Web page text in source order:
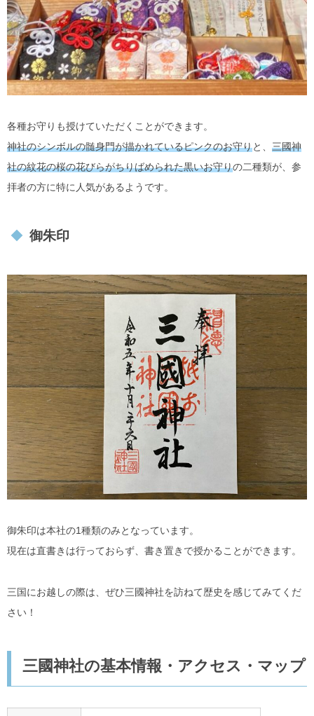
各種お守りも授けていただくことができます。
神社のシンボルの髄身門が描かれているピンクのお守りと、 三國神
社の紋花の桜の花びらがちりばめられた黒いお守りの二種類が、参
拝者の方に特に人気があるようです。
御朱印
御朱印は本社の1種類のみとなっています。
現在は直書きは行っておらず、書き置きで授かることができます。
三国にお越しの際は、ぜひ三國神社を訪ねて歴史を感じてみてくだ
さい！
三國神社の基本情報・アクセス・マップ